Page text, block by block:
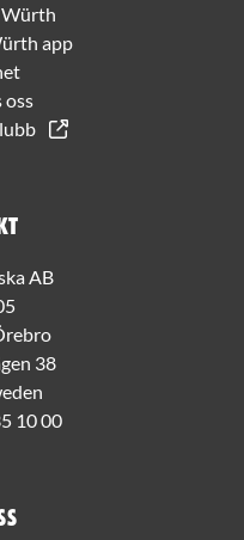
Würth
app
oss
AB
38
10 00